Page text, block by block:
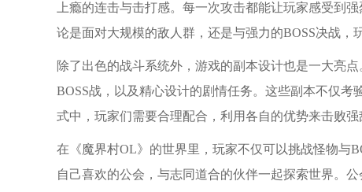
上瘾的连击与击打感。每一次攻击都能让玩家感受到
论是面对大规模的敌人群，还是与强力的BOSS决战，
除了出色的战斗系统外，游戏的副本设计也是一大亮
BOSS战，以及精心设计的剧情任务。这些副本不仅
式中，玩家们需要合理配合，利用各自的优势来击败强
在《魔界村OL》的世界里，玩家不仅可以挑战怪物与
自己喜欢的公会，与志同道合的伙伴一起探索世界。